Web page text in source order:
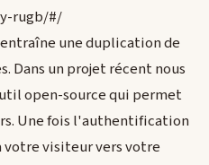
rugb/#/
une duplication de
Dans un projet récent nous
open-source qui permet
Une fois l'authentification
visiteur vers votre